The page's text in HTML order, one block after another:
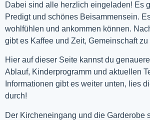
Dabei sind alle herzlich eingeladen! Es
Predigt und schönes Beisammensein.
wohlfühlen und ankommen können.
gibt es Kaffee und Zeit, Gemeinschaft zu
Hier auf dieser Seite kannst du
Ablauf, Kinderprogramm und aktuellen
Informationen gibt es weiter unten, lies
durch!
Der Kircheneingang und die Garderobe